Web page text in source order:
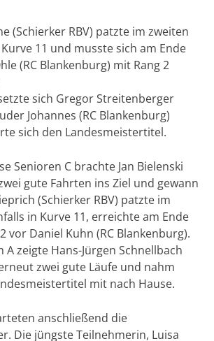
(Schierker RBV) patzte im zweiten
11 und musste sich am Ende
(RC Blankenburg) mit Rang 2
sich Gregor Streitenberger
Johannes (RC Blankenburg)
sich den Landesmeistertitel.
Senioren C brachte Jan Bielenski
gute Fahrten ins Ziel und gewann
(Schierker RBV) patzte im
in Kurve 11, erreichte am Ende
vor Daniel Kuhn (RC Blankenburg).
A zeigte Hans-Jürgen Schnellbach
zwei gute Läufe und nahm
mit nach Hause.
anschließend die
Die jüngste Teilnehmerin, Luisa